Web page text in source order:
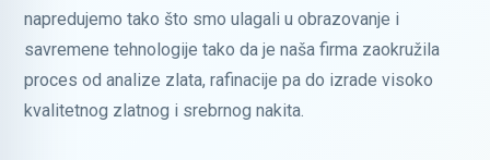
napredujemo tako što smo ulagali u obrazovanje i
savremene tehnologije tako da je naša firma zaokružila
proces od analize zlata, rafinacije pa do izrade visoko
kvalitetnog zlatnog i srebrnog nakita.